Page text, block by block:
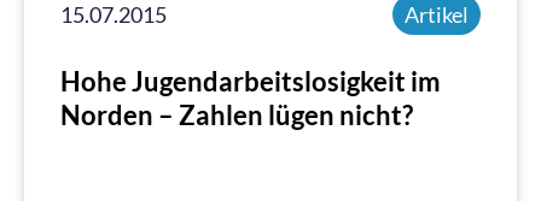
15.07.2015 Artikel
Hohe Jugendarbeitslosigkeit im
Norden – Zahlen lügen nicht?